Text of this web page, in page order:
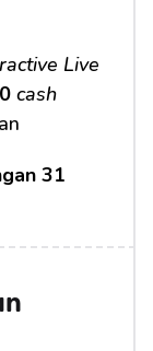
Live
cash
31